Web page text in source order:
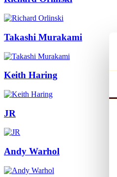
Takashi Murakami
Keith Haring
JR
Andy Warhol